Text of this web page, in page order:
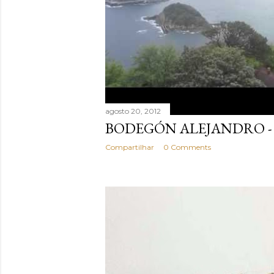
agosto 20, 2012
BODEGÓN ALEJANDRO
Compartilhar 0 Comments